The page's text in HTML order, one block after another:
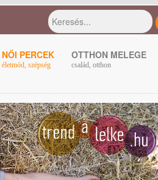
NŐI PERCEK
életmód, szépség
OTTHON MELEGE
család, otthon